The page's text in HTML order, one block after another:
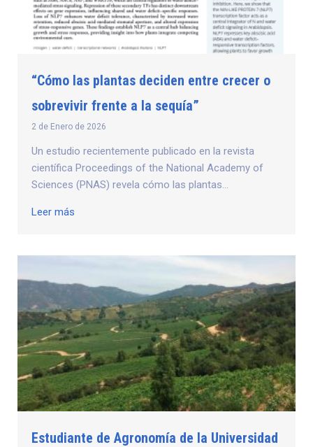
“Cómo las plantas deciden entre crecer o
sobrevivir frente a la sequía”
2 de Enero de 2026
Un estudio recientemente publicado en la revista
científica Proceedings of the National Academy of
Sciences (PNAS) revela cómo las plantas...
Leer más
Estudiante de Agronomía de la Universidad